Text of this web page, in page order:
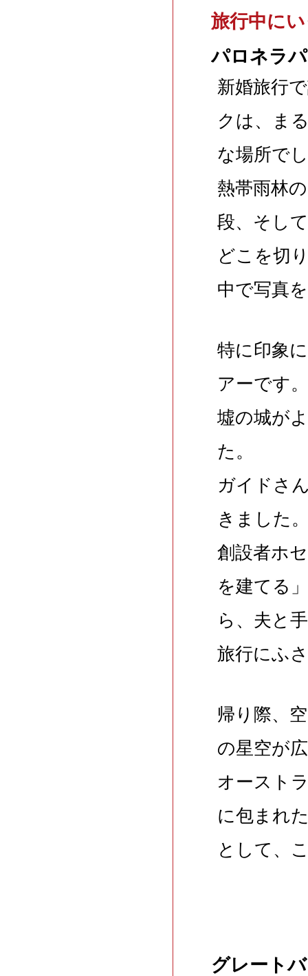
旅行中に
パロネラ
新婚旅行
クは、ま
な場所で
熱帯雨林
段、そし
どこを切
中で写真
特に印象
アーです
墟の城が
た。
ガイドさ
きました
創設者ホ
を建てる
ら、夫と
旅行にふ
帰り際、
の星空が
オースト
に包まれ
として、
グレート